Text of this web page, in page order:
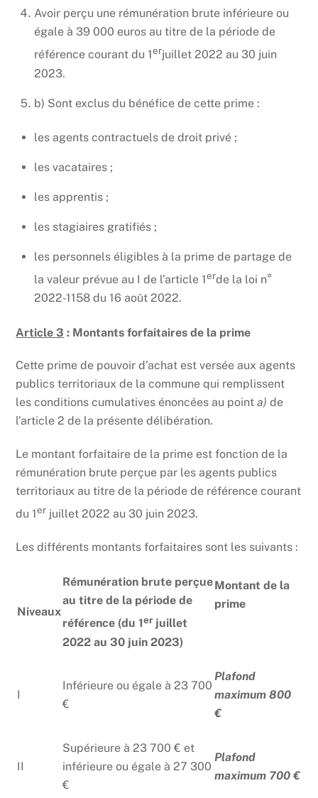
Avoir perçu une rémunération brute inférieure ou
égale à 39 000 euros au titre de la période de
référence courant du 1erjuillet 2022 au 30 juin
2023.
b) Sont exclus du bénéfice de cette prime :
les agents contractuels de droit privé ;
les vacataires ;
les apprentis ;
les stagiaires gratifiés ;
les personnels éligibles à la prime de partage de
la valeur prévue au I de l’article 1erde la loi n°
2022-1158 du 16 août 2022.
Article 3 : Montants forfaitaires de la prime
Cette prime de pouvoir d’achat est versée aux agents
publics territoriaux de la commune qui remplissent
les conditions cumulatives énoncées au pointa) de
l’article 2 de la présente délibération.
Le montant forfaitaire de la prime est fonction de la
rémunération brute perçue par les agents publics
territoriaux au titre de la période de référence courant
du 1er juillet 2022 au 30 juin 2023.
Les différents montants forfaitaires sont les suivants :
Niveaux
Rémunération brute perçue
au titre de la période de
référence (du 1erjuillet
2022 au 30 juin 2023)
Montant de la
prime
I
Inférieure ou égale à 23 700
€
Plafond
maximum 800
€
II
Supérieure à 23 700 € et
inférieure ou égale à 27 300
€
Plafond
maximum 700 €